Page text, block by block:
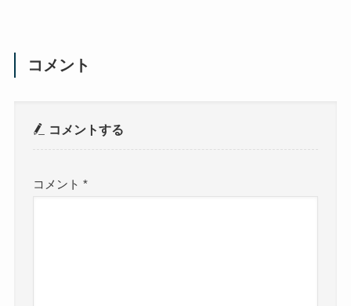
コメント
コメントする
コメント*